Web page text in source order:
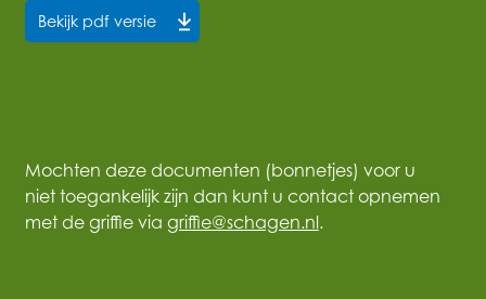
Bekijk pdf versie
Mochten deze documenten (bonnetjes) voor u
niet toegankelijk zijn dan kunt u contact opnemen
met de griffie via griffie@schagen.nl.